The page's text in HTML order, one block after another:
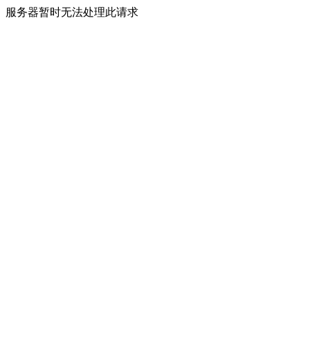
服务器暂时无法处理此请求